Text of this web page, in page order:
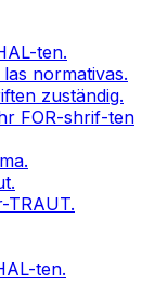
ten.
normativas.
zuständig.
FOR-shrif-ten
TRAUT.
ten.